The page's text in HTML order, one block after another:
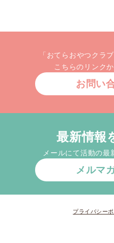
「おてらおやつクラ
こちらのリンク
お問い
最新情報
メールにて活動の最
メルマ
プライバシー